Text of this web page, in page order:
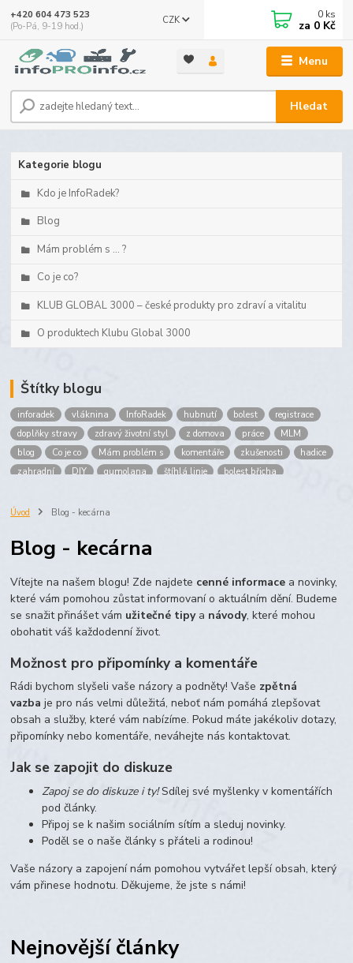
Menu
CZK
Hledat
+420 604 473 523
(Po-Pá, 9-19 hod.)
0 ks
za 0 Kč
Kategorie blogu
Kdo je InfoRadek?
Blog
Mám problém s ... ?
Co je co?
KLUB GLOBAL 3000 – české produkty pro zdraví a vitalitu
O produktech Klubu Global 3000
Štítky blogu
inforadek vláknina InfoRadek hubnutí bolest
registrace
doplňky stravy
zdravý životní styl z domova práce
MLM
blog
Co je co Mám problém s komentáře zkušenosti
hadice
zahradní
DIY gumolana štíhlá linie
bolest břicha
Prokloub
Vláknina
maltodextrin
škrob skrob
Úvod Blog - kecárna
Blog - kecárna
Vítejte na našem blogu! Zde najdete cenné informace a novinky,
které vám pomohou zůstat informovaní o aktuálním dění. Budeme
se snažit přinášet vám užitečné tipya návody, které mohou
obohatit váš každodenní život.
Možnost pro připomínky a komentáře
Rádi bychom slyšeli vaše názory a podněty! Vaše zpětná
vazba je pro nás velmi důležitá, neboť nám pomáhá zlepšovat
obsah a služby, které vám nabízíme. Pokud máte jakékoliv dotazy,
připomínky nebo komentáře, neváhejte nás kontaktovat.
Jak se zapojit do diskuze
Zapoj se do diskuze i ty!Sdílej své myšlenky v komentářích
pod články.
Připoj se k našim sociálním sítím a sleduj novinky.
Poděl se o naše články s přáteli a rodinou!
Vaše názory a zapojení nám pomohou vytvářet lepší obsah, který
vám přinese hodnotu. Děkujeme, že jste s námi!
Nejnovější články